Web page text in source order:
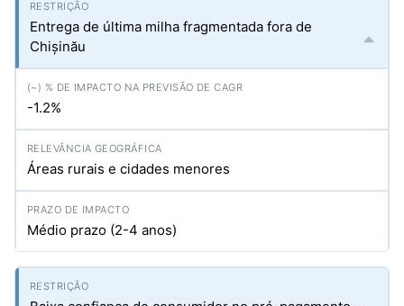
Entrega de última milha fragmentada fora de
Chișinău
-1.2%
Áreas rurais e cidades menores
Médio prazo (2-4 anos)